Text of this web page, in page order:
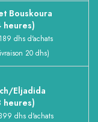
Bouskoura
heures)
dhs d'achats
20 dhs)
Eljadida
heures)
dhs d'achats